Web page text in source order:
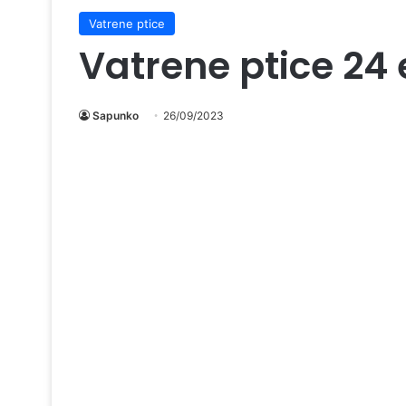
Vatrene ptice
Vatrene ptice 24
Sapunko 26/09/2023